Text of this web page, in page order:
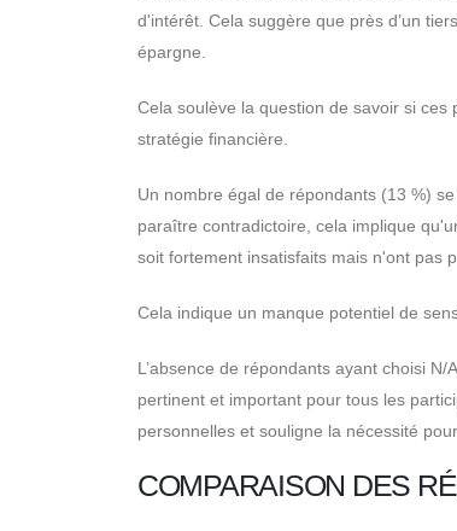
d'intérêt. Cela suggère que près d’un
épargne.
Cela soulève la question de savoir si
stratégie financière.
Un nombre égal de répondants (13 %)
paraître contradictoire, cela implique
soit fortement insatisfaits mais n'ont pas
Cela indique un manque potentiel de
L’absence de répondants ayant choisi
pertinent et important pour tous les
personnelles et souligne la nécessité
COMPARAISON DES